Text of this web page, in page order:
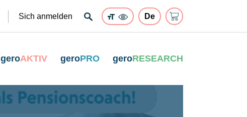
Sich anmelden
geroAKTIV geroPRO geroRESEARCH